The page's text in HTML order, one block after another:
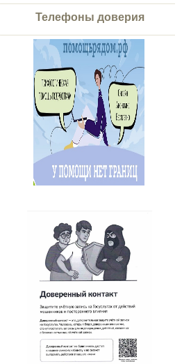
Телефоны доверия